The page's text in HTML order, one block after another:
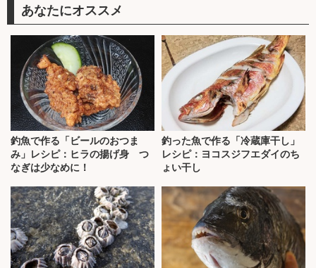
あなたにオススメ
釣魚で作る「ビールのおつま
み」レシピ：ヒラの揚げ身 つ
なぎは少なめに！
釣った魚で作る「冷蔵庫干し」
レシピ：ヨコスジフエダイのち
ょい干し